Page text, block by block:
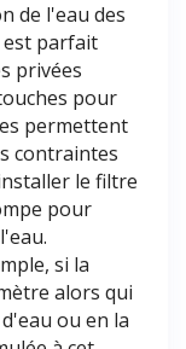
de l'eau des
est parfait
privées
pour
permettent
contraintes
le filtre
pour
si la
alors qui
ou en la